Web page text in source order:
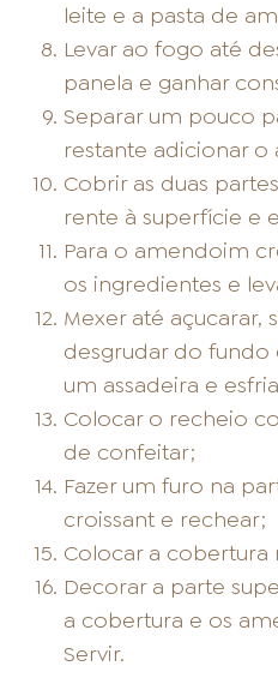
leite e a pasta de
Levar ao fogo até
panela e ganhar
Separar um pouco
restante adicionar
Cobrir as duas
rente à superfície e
Para o amendoim
os ingredientes e
Mexer até açucarar,
desgrudar do fundo
um assadeira e
Colocar o recheio
de confeitar;
Fazer um furo na
croissant e rechear;
Colocar a
Decorar a parte
a cobertura e os
Servir.